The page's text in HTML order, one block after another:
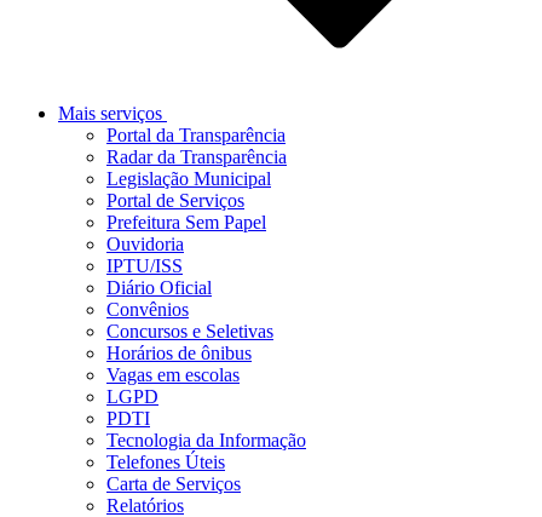
Mais serviços
Portal da Transparência
Radar da Transparência
Legislação Municipal
Portal de Serviços
Prefeitura Sem Papel
Ouvidoria
IPTU/ISS
Diário Oficial
Convênios
Concursos e Seletivas
Horários de ônibus
Vagas em escolas
LGPD
PDTI
Tecnologia da Informação
Telefones Úteis
Carta de Serviços
Relatórios